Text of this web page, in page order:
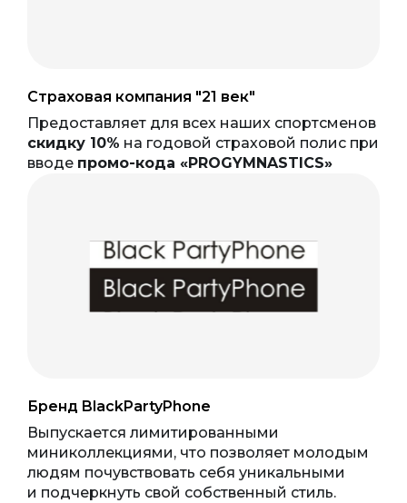
Страховая компания "21 век"
Предоставляет для всех наших спортсменов
скидку 10% на годовой страховой полис при
вводе промо-кода «PROGYMNASTICS»
Бренд BlackPartyPhone
Выпускается лимитированными
миниколлекциями, что позволяет молодым
людям почувствовать себя уникальными
и подчеркнуть свой собственный стиль.